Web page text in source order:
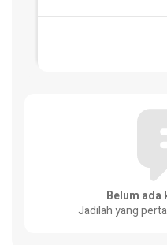
Belum
Jadilah yang